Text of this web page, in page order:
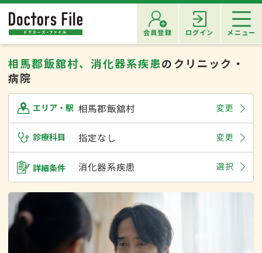
会員登録 ログイン メニュー
相馬郡飯舘村、消化器系疾患のクリニック・
病院
エリア・駅 相馬郡飯舘村 変更
診療科目 指定なし 変更
詳細条件 消化器系疾患 選択